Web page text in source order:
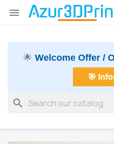

🌟 Welcome Offer /
🎯
search